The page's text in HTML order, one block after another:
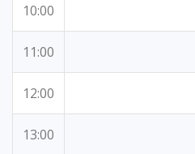
10:00
11:00
12:00
13:00